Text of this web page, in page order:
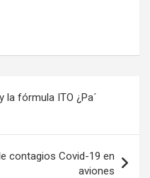
la fórmula ITO ¿Pa´
contagios Covid-19 en
aviones